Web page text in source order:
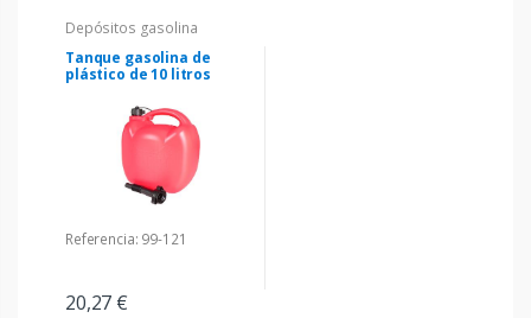
Depósitos gasolina
Tanque gasolina de
plástico de 10 litros
Referencia: 99-121
20,27 €